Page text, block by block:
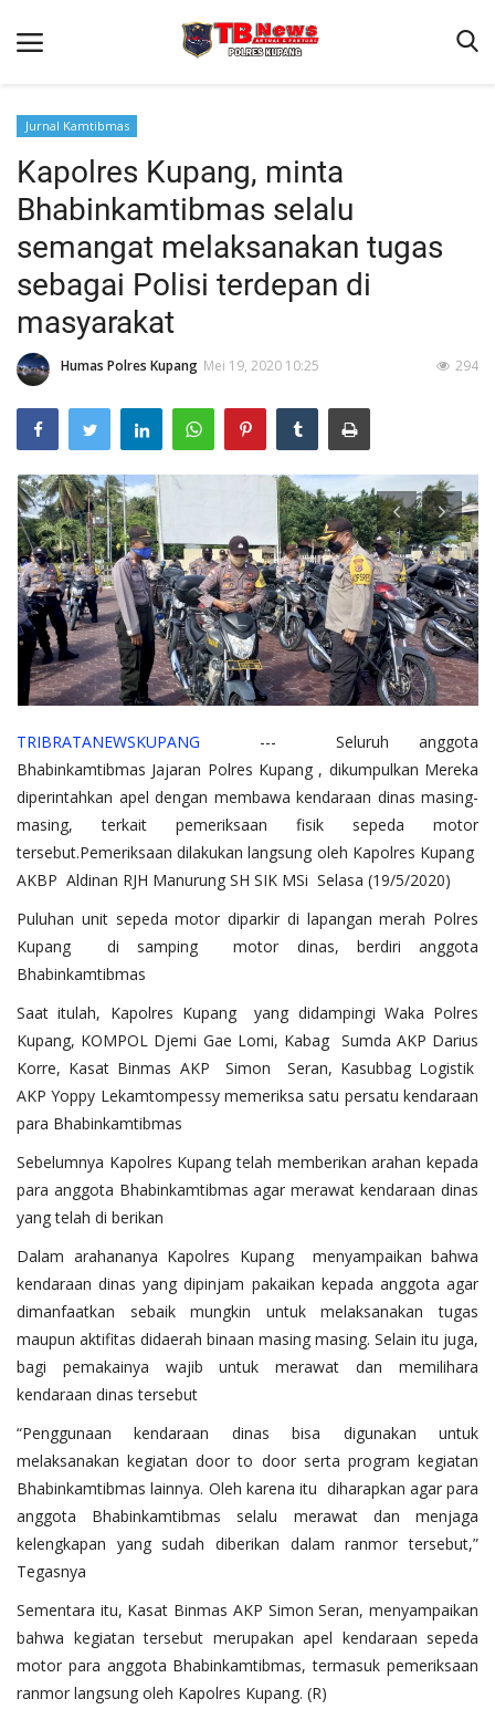
Beranda
Terms & Conditions
Reskrim
Binkam
Giat Ops
Lantas
Jurnal Kamtibmas
Satwil
Jurnal Kamtibmas
Kapolres Kupang, minta
Bhabinkamtibmas selalu
semangat melaksanakan tugas
sebagai Polisi terdepan di
masyarakat
Humas Polres Kupang Mei 19, 2020 10:25 294
TRIBRATANEWSKUPANG --- Seluruh anggota
Bhabinkamtibmas Jajaran Polres Kupang , dikumpulkan Mereka
diperintahkan apel dengan membawa kendaraan dinas masing-
masing, terkait pemeriksaan fisik sepeda motor
tersebut.Pemeriksaan dilakukan langsung oleh Kapolres Kupang
AKBP Aldinan RJH Manurung SH SIK MSi Selasa (19/5/2020)
Puluhan unit sepeda motor diparkir di lapangan merah Polres
Kupang di samping motor dinas, berdiri anggota
Bhabinkamtibmas
Saat itulah, Kapolres Kupang yang didampingi Waka Polres
Kupang, KOMPOL Djemi Gae Lomi, Kabag Sumda AKP Darius
Korre, Kasat Binmas AKP Simon Seran, Kasubbag Logistik
AKP Yoppy Lekamtompessy memeriksa satu persatu kendaraan
para Bhabinkamtibmas
Sebelumnya Kapolres Kupang telah memberikan arahan kepada
para anggota Bhabinkamtibmas agar merawat kendaraan dinas
yang telah di berikan
Dalam arahananya Kapolres Kupang menyampaikan bahwa
kendaraan dinas yang dipinjam pakaikan kepada anggota agar
dimanfaatkan sebaik mungkin untuk melaksanakan tugas
maupun aktifitas didaerah binaan masing masing. Selain itu juga,
bagi pemakainya wajib untuk merawat dan memilihara
kendaraan dinas tersebut
“Penggunaan kendaraan dinas bisa digunakan untuk
melaksanakan kegiatan door to door serta program kegiatan
Bhabinkamtibmas lainnya. Oleh karena itu diharapkan agar para
anggota Bhabinkamtibmas selalu merawat dan menjaga
kelengkapan yang sudah diberikan dalam ranmor tersebut,”
Tegasnya
Sementara itu, Kasat Binmas AKP Simon Seran, menyampaikan
bahwa kegiatan tersebut merupakan apel kendaraan sepeda
motor para anggota Bhabinkamtibmas, termasuk pemeriksaan
ranmor langsung oleh Kapolres Kupang. (R)